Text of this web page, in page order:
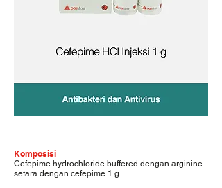
Komposisi
Cefepime hydrochloride buffered dengan arginine
setara dengan cefepime 1 g